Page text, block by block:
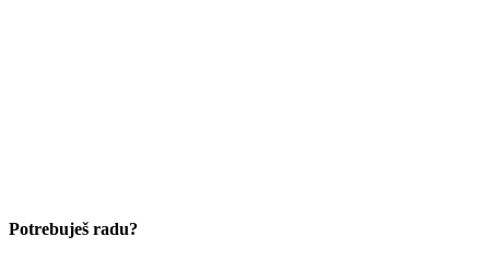
Potrebuješ radu?